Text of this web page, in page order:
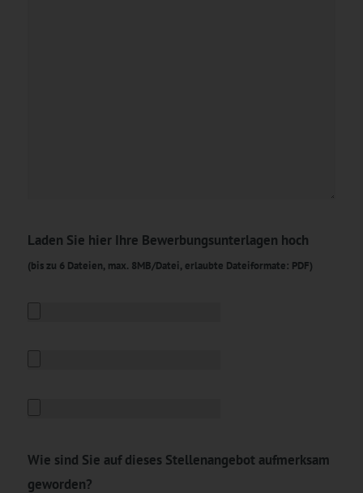
Laden Sie hier Ihre Bewerbungsunterlagen hoch
(bis zu 6 Dateien, max. 8MB/Datei, erlaubte Dateiformate: PDF)
Wie sind Sie auf dieses Stellenangebot aufmerksam
geworden?